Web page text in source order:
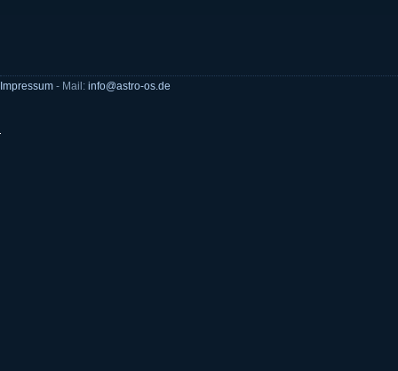
Impressum - Mail: info@astro-os.de